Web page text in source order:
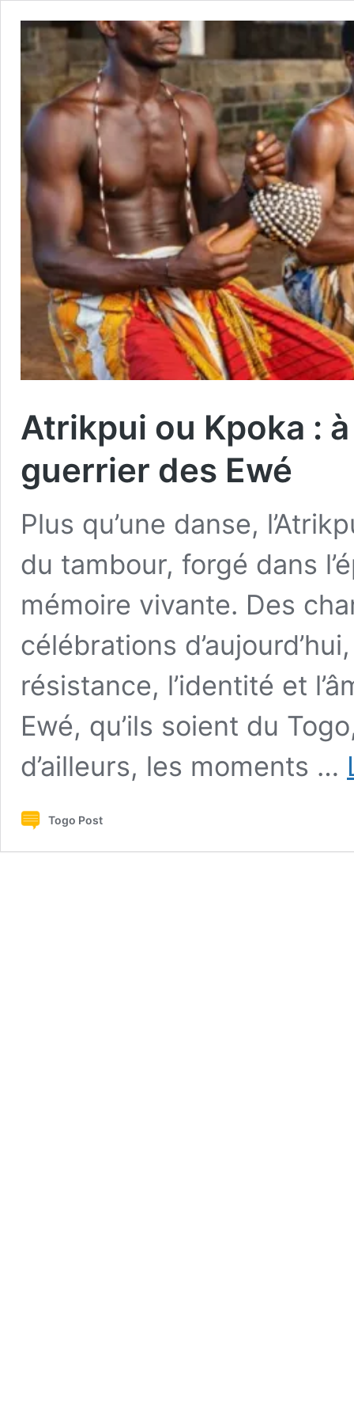
Atrikpui ou Kpoka :
guerrier des Ewé
Plus qu’une danse,
du tambour, forgé dans
mémoire vivante. Des
célébrations
résistance, l’identité et
Ewé, qu’ils soient du
d’ailleurs, les moments …
Togo Post